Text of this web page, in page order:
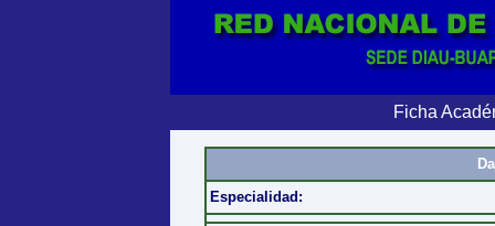
Ficha
Especialidad: